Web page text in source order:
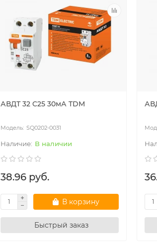
АВДТ 32 C25 30мА TDM
SQ0202-0031
В наличии
38.96 руб.
В корзину
Быстрый заказ